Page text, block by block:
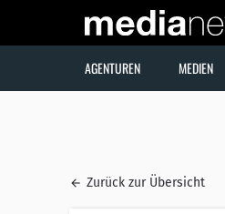
AGENTUREN MEDIEN
Zurück zur Übersicht